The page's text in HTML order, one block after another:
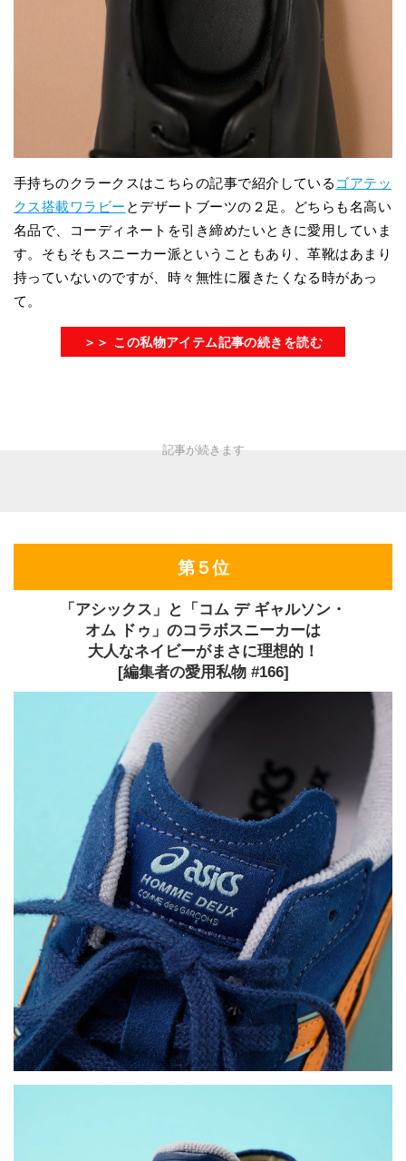
手持ちのクラークスはこちらの記事で紹介している ゴアテッ
クス搭載ワラビー とデザートブーツの２足。どちらも名高い
名品で、コーディネートを引き締めたいときに愛用していま
す。そもそもスニーカー派ということもあり、革靴はあまり
持っていないのですが、時々無性に履きたくなる時があっ
て。
＞＞ この私物アイテム記事の続きを読む
第５位
「アシックス」と「コム デ ギャルソン・
オム ドゥ」のコラボスニーカーは
大人なネイビーがまさに理想的！
[編集者の愛用私物 #166]